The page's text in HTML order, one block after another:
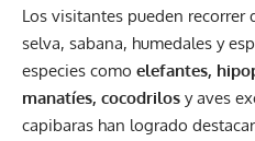
Los visitantes pueden recorrer
selva, sabana, humedales y
especies como elefantes,
manatíes, cocodrilos y aves
capibaras han logrado